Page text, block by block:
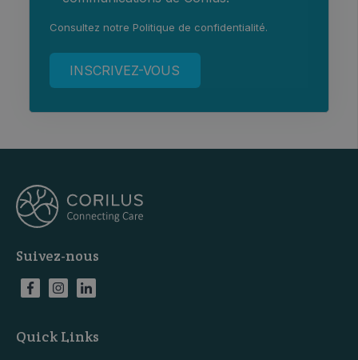
Consultez notre Politique de confidentialité.
Suivez-nous
Quick Links